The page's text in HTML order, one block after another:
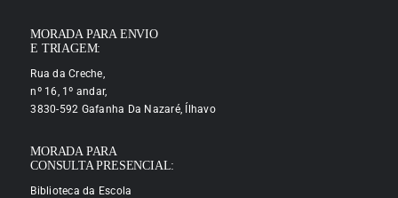
MORADA PARA ENVIO
E TRIAGEM:
Rua da Creche,
nº 16, 1º andar,
3830-592 Gafanha Da Nazaré, Ílhavo
MORADA PARA
CONSULTA PRESENCIAL:
Biblioteca da Escola